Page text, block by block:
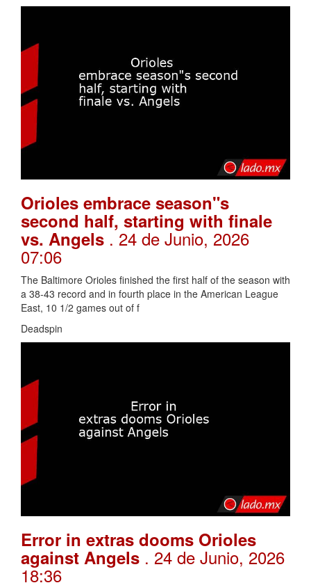
Orioles embrace season"s
second half, starting with finale
vs. Angels . 24 de Junio, 2026
07:06
The Baltimore Orioles finished the first half of the season with
a 38-43 record and in fourth place in the American League
East, 10 1/2 games out of f
Deadspin
Error in extras dooms Orioles
against Angels . 24 de Junio, 2026
18:36